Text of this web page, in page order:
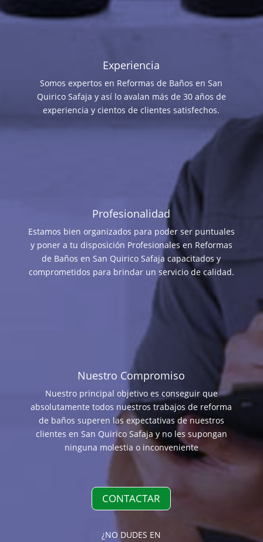
Experiencia
Somos expertos en Reformas de Baños en San
Quirico Safaja y así lo avalan más de 30 años de
experiencia y cientos de clientes satisfechos.
Profesionalidad
Estamos bien organizados para poder ser puntuales
y poner a tu disposición Profesionales en Reformas
de Baños en San Quirico Safaja capacitados y
comprometidos para brindar un servicio de calidad.
Nuestro Compromiso
Nuestro principal objetivo es conseguir que
absolutamente todos nuestros trabajos de reforma
de baños superen las expectativas de nuestros
clientes en San Quirico Safaja y no les supongan
ninguna molestia o inconveniente
CONTACTAR
¿NO DUDES EN